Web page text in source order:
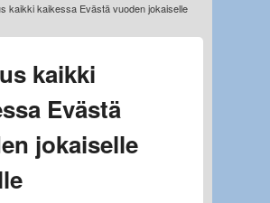
kaikki kaikessa Evästä vuoden jokaiselle
kaikki
Evästä
jokaiselle